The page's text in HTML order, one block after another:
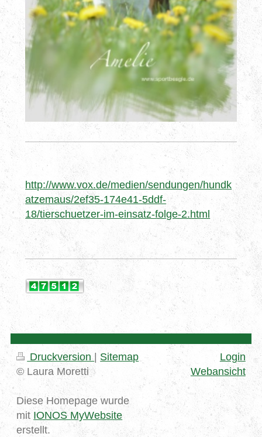
http://www.vox.de/medien/sendungen/hundk
atzemaus/2ef35-174e41-5ddf-
18/tierschuetzer-im-einsatz-folge-2.html
Druckversion
Sitemap
© Laura Moretti
Diese Homepage wurde
mit IONOS MyWebsite
erstellt.
Login
Webansicht